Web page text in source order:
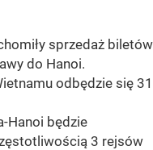
sprzedaż biletów
do Hanoi.
odbędzie się 31
Hanoi będzie
3 rejsów